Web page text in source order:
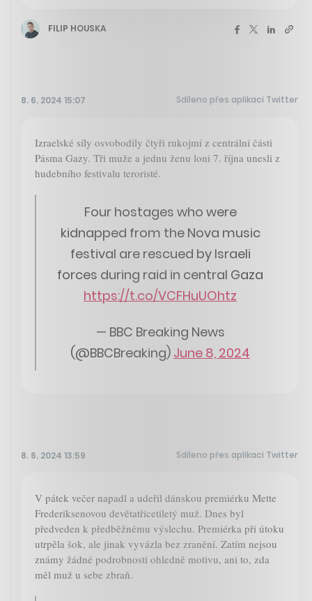
FILIP HOUSKA
8. 6. 2024 15:07 Sdíleno přes aplikaci Twitter
Izraelské síly osvobodily čtyři rukojmí z centrální části
Pásma Gazy. Tři muže a jednu ženu loni 7. října unesli z
hudebního festivalu teroristé.
Four hostages who were
kidnapped from the Nova music
festival are rescued by Israeli
forces during raid in central Gaza
https://t.co/VCFHuUOhtz
— BBC Breaking News
(@BBCBreaking) June 8, 2024
8. 6. 2024 13:59 Sdíleno přes aplikaci Twitter
V pátek večer napadl a udeřil dánskou premiérku Mette
Frederiksenovou devětatřicetiletý muž. Dnes byl
předveden k předběžnému výslechu. Premiérka při útoku
utrpěla šok, ale jinak vyvázla bez zranění. Zatím nejsou
známy žádné podrobnosti ohledně motivu, ani to, zda
měl muž u sebe zbraň.